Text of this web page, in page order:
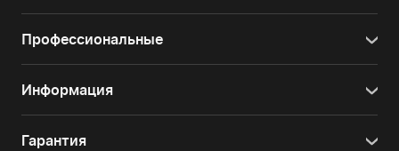
Профессиональные
Информация
Гарантия